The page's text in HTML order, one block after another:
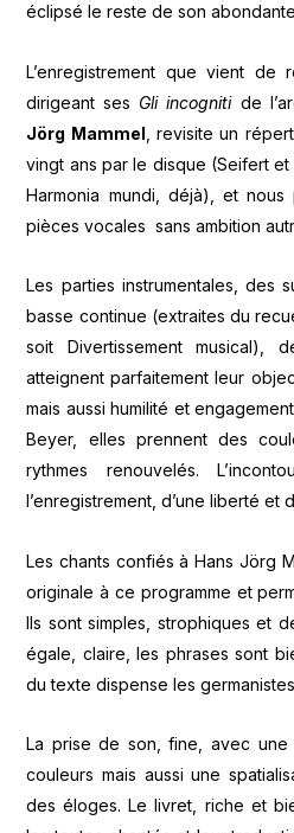
éclipsé le reste de son
L’enregistrement que vient de
dirigeant ses Gli incogniti de
Jörg Mammel , revisite un
vingt ans par le disque (Seifert
Harmonia mundi, déjà), et
pièces vocales sans ambition
Les parties instrumentales, des
basse continue (extraites du
soit Divertissement musical),
atteignent parfaitement leur
mais aussi humilité et
Beyer, elles prennent des
rythmes renouvelés.
l’enregistrement, d’une liberté et
Les chants confiés à Hans Jörg
originale à ce programme et
Ils sont simples, strophiques et
égale, claire, les phrases sont
du texte dispense les
La prise de son, fine, avec une
couleurs mais aussi une
des éloges. Le livret, riche et